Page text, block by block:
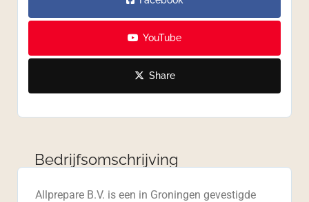
YouTube
Share
Bedrijfsomschrijving
Allprepare B.V. is een in Groningen gevestigde